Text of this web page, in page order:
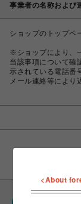
事業者の名称および
ショップのトップペ
※ショップにより、
当該事項について確
示されている電話番
メール連絡等により
<About